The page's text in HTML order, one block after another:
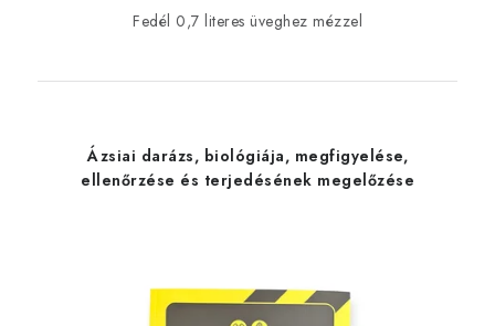
Fedél 0,7 literes üveghez mézzel
Ázsiai darázs, biológiája, megfigyelése,
ellenőrzése és terjedésének megelőzése